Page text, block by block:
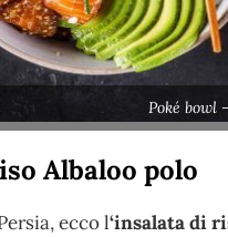
Poké bowl
Albaloo polo
ecco l‘insalata di